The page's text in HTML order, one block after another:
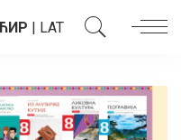
| LAT